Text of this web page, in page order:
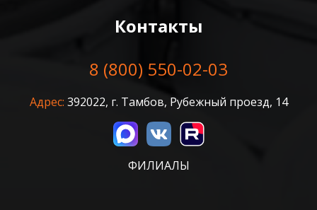
Контакты
8 (800) 550-02-03
Адрес: 392022, г. Тамбов, Рубежный проезд, 14
ФИЛИАЛЫ